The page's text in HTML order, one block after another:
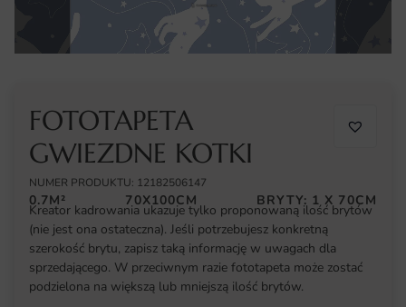
FOTOTAPETA
GWIEZDNE KOTKI
NUMER PRODUKTU: 12182506147
0.7M² 70X100CM BRYTY: 1 X 70CM
Kreator kadrowania ukazuje tylko proponowaną ilość brytów
(nie jest ona ostateczna). Jeśli potrzebujesz konkretną
szerokość brytu, zapisz taką informację w uwagach dla
sprzedającego. W przeciwnym razie fototapeta może zostać
podzielona na większą lub mniejszą ilość brytów.